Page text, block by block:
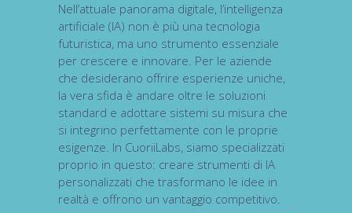
Nell’attuale panorama digitale, l’intelligenza
artificiale (IA) non è più una tecnologia
futuristica, ma uno strumento essenziale
per crescere e innovare. Per le aziende
che desiderano offrire esperienze uniche,
la vera sfida è andare oltre le soluzioni
standard e adottare sistemi su misura che
si integrino perfettamente con le proprie
esigenze. In CuoriiLabs, siamo specializzati
proprio in questo: creare strumenti di IA
personalizzati che trasformano le idee in
realtà e offrono un vantaggio competitivo.